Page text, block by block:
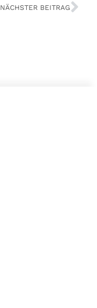
NÄCHSTER BEITRAG